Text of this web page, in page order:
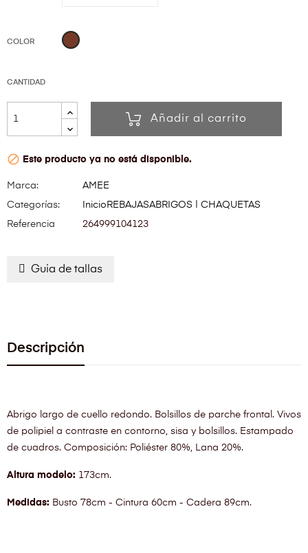
COLOR Marrón
CANTIDAD
Añadir al carrito
 Este producto ya no está disponible.
Marca:
AMEE
Categorías:
Inicio REBAJASABRIGOS | CHAQUETAS
Referencia
264999104123
Guia de tallas
Descripción
Abrigo largo de cuello redondo. Bolsillos de parche frontal. Vivos
de polipiel a contraste en contorno, sisa y bolsillos. Estampado
de cuadros. Composición: Poliéster 80%, Lana 20%.
Altura modelo: 173cm.
Medidas: Busto 78cm - Cintura 60cm - Cadera 89cm.